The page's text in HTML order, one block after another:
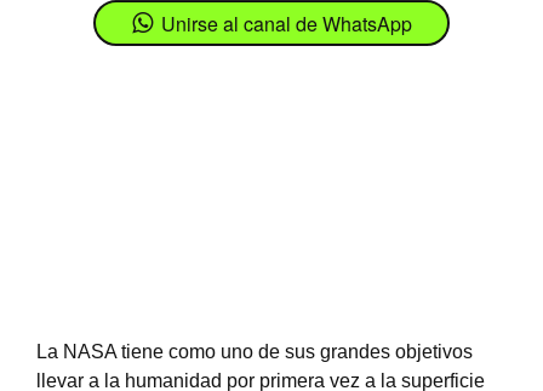
Unirse al canal de WhatsApp
La NASA tiene como uno de sus grandes objetivos
llevar a la humanidad por primera vez a la superficie